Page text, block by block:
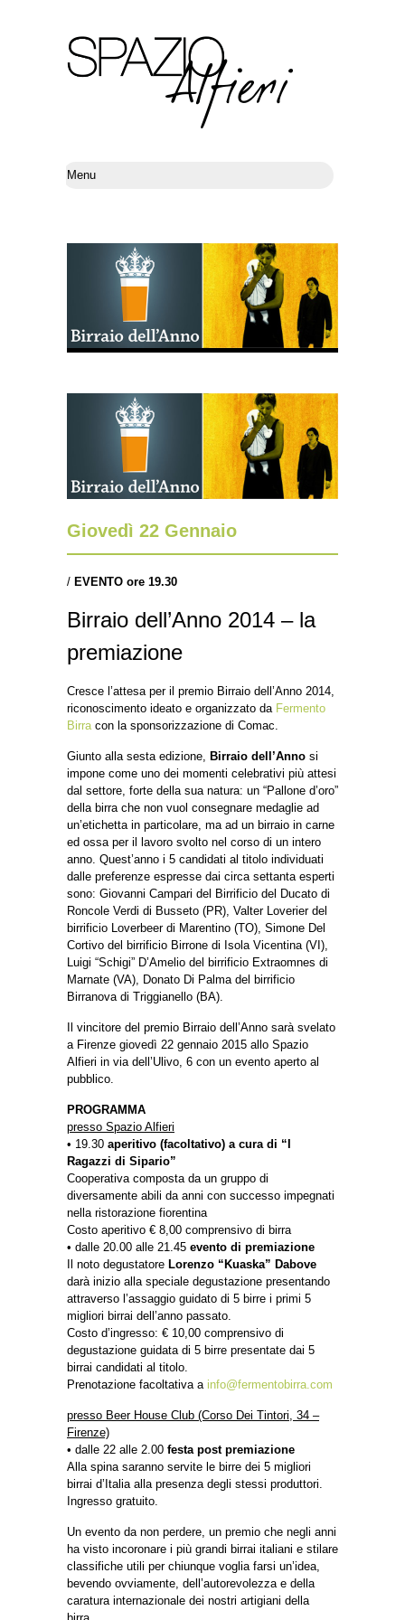
Giovedì 22 Gennaio
/ EVENTO ore 19.30
Birraio dell’Anno 2014 – la
premiazione
Cresce l’attesa per il premio Birraio dell’Anno 2014,
riconoscimento ideato e organizzato da Fermento
Birra con la sponsorizzazione di Comac.
Giunto alla sesta edizione, Birraio dell’Anno si
impone come uno dei momenti celebrativi più attesi
dal settore, forte della sua natura: un “Pallone d’oro”
della birra che non vuol consegnare medaglie ad
un’etichetta in particolare, ma ad un birraio in carne
ed ossa per il lavoro svolto nel corso di un intero
anno. Quest’anno i 5 candidati al titolo individuati
dalle preferenze espresse dai circa settanta esperti
sono: Giovanni Campari del Birrificio del Ducato di
Roncole Verdi di Busseto (PR), Valter Loverier del
birrificio Loverbeer di Marentino (TO), Simone Del
Cortivo del birrificio Birrone di Isola Vicentina (VI),
Luigi “Schigi” D’Amelio del birrificio Extraomnes di
Marnate (VA), Donato Di Palma del birrificio
Birranova di Triggianello (BA).
Il vincitore del premio Birraio dell’Anno sarà svelato
a Firenze giovedì 22 gennaio 2015 allo Spazio
Alfieri in via dell’Ulivo, 6 con un evento aperto al
pubblico.
PROGRAMMA
presso Spazio Alfieri
• 19.30 aperitivo (facoltativo) a cura di “I
Ragazzi di Sipario”
Cooperativa composta da un gruppo di
diversamente abili da anni con successo impegnati
nella ristorazione fiorentina
Costo aperitivo € 8,00 comprensivo di birra
• dalle 20.00 alle 21.45 evento di premiazione
Il noto degustatore Lorenzo “Kuaska” Dabove
darà inizio alla speciale degustazione presentando
attraverso l’assaggio guidato di 5 birre i primi 5
migliori birrai dell’anno passato.
Costo d’ingresso: € 10,00 comprensivo di
degustazione guidata di 5 birre presentate dai 5
birrai candidati al titolo.
Prenotazione facoltativa a info@fermentobirra.com
presso Beer House Club (Corso Dei Tintori, 34 –
Firenze)
• dalle 22 alle 2.00 festa post premiazione
Alla spina saranno servite le birre dei 5 migliori
birrai d’Italia alla presenza degli stessi produttori.
Ingresso gratuito.
Un evento da non perdere, un premio che negli anni
ha visto incoronare i più grandi birrai italiani e stilare
classifiche utili per chiunque voglia farsi un’idea,
bevendo ovviamente, dell’autorevolezza e della
caratura internazionale dei nostri artigiani della